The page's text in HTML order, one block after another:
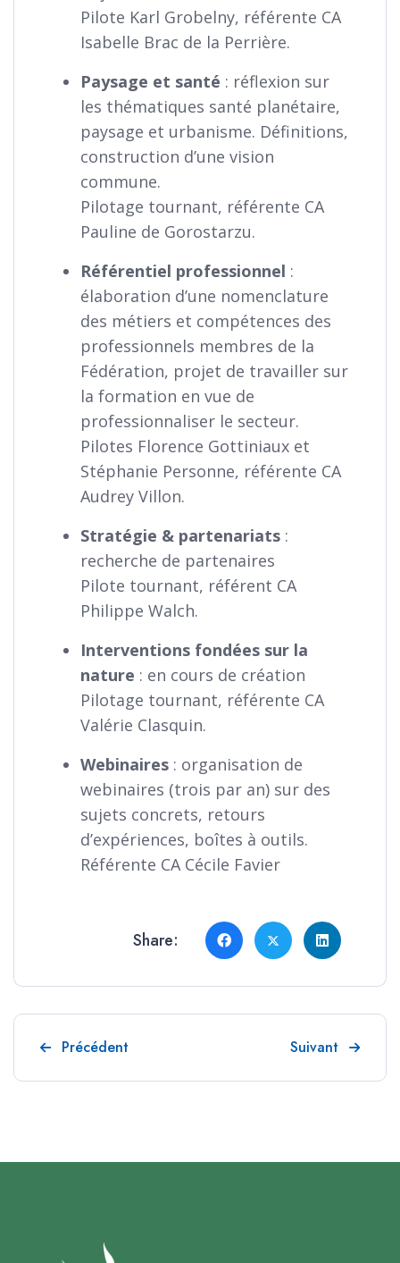
Pilote Karl Grobelny, référente CA
Isabelle Brac de la Perrière.
Paysage et santé : réflexion sur
les thématiques santé planétaire,
paysage et urbanisme. Définitions,
construction d’une vision
commune.
Pilotage tournant, référente CA
Pauline de Gorostarzu.
Référentiel professionnel :
élaboration d’une nomenclature
des métiers et compétences des
professionnels membres de la
Fédération, projet de travailler sur
la formation en vue de
professionnaliser le secteur.
Pilotes Florence Gottiniaux et
Stéphanie Personne, référente CA
Audrey Villon.
Stratégie & partenariats :
recherche de partenaires
Pilote tournant, référent CA
Philippe Walch.
Interventions fondées sur la
nature : en cours de création
Pilotage tournant, référente CA
Valérie Clasquin.
Webinaires : organisation de
webinaires (trois par an) sur des
sujets concrets, retours
d’expériences, boîtes à outils.
Référente CA Cécile Favier
Share:
Article précédent : Infolettre n°13 - Actus
Précédent Article suivant :
Suivant